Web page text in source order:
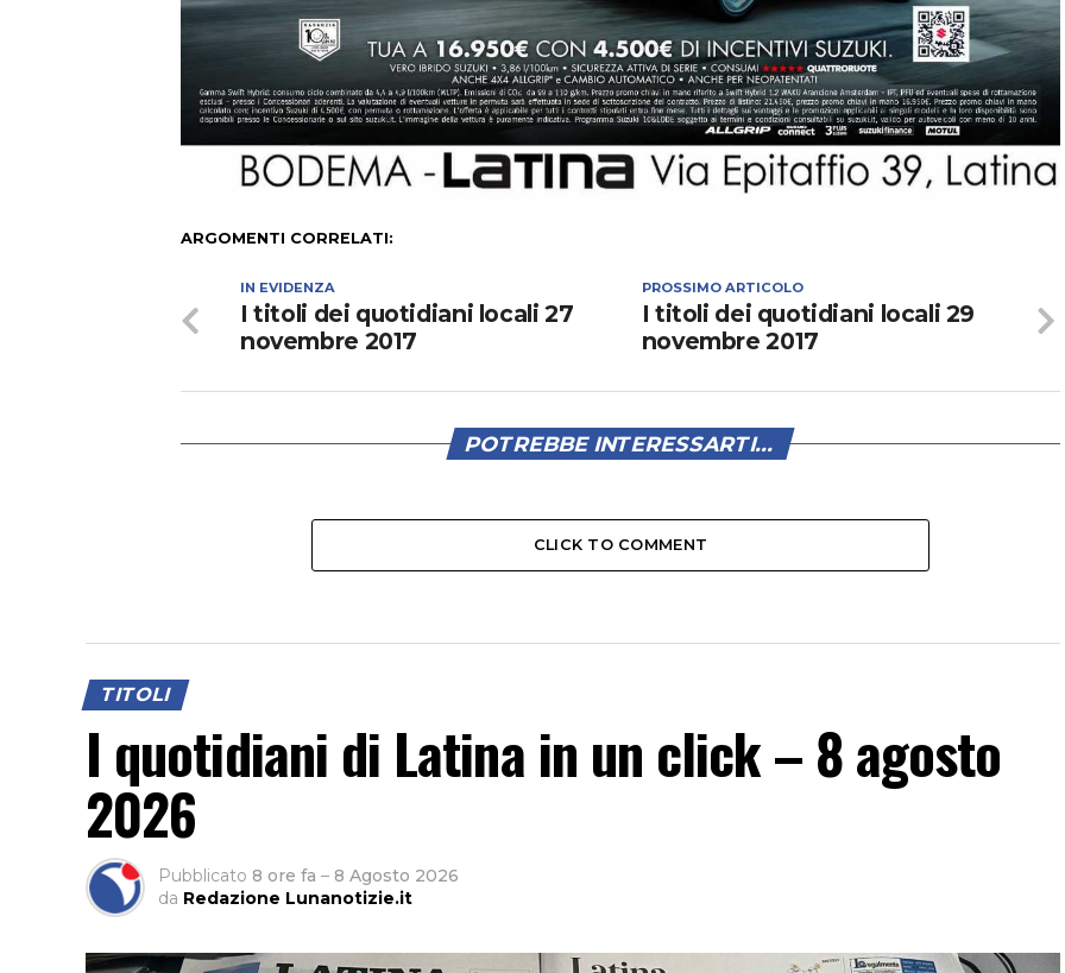
volume.
ARGOMENTI CORRELATI:
PROSSIMO ARTICOLO
I titoli dei quotidiani locali 29
novembre 2017
IN EVIDENZA
I titoli dei quotidiani locali 27
novembre 2017
POTREBBE INTERESSARTI...
CLICK TO COMMENT
TITOLI
I quotidiani di Latina in un click – 8 agosto
2026
Pubblicato 8 ore fa – 8 Agosto 2026
da Redazione Lunanotizie.it